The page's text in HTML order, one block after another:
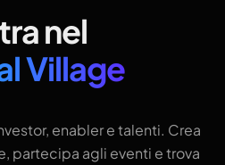
nel
Village
enabler e talenti. Crea
partecipa agli eventi e trova